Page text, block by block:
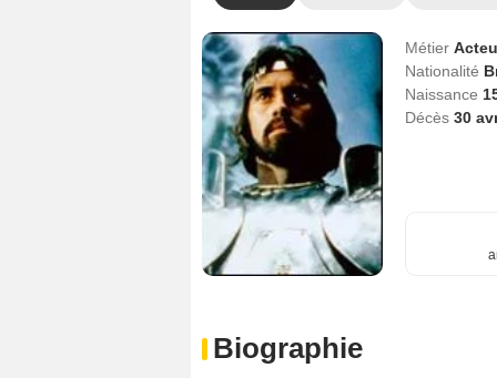
Métier
Nationalité
Naissance
Décès 30
Biographie